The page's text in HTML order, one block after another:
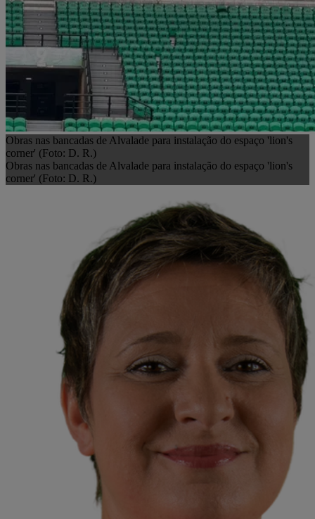
Obras nas bancadas de Alvalade para instalação do espaço 'lion's
corner' (Foto: D. R.)
Obras nas bancadas de Alvalade para instalação do espaço 'lion's
corner' (Foto: D. R.)